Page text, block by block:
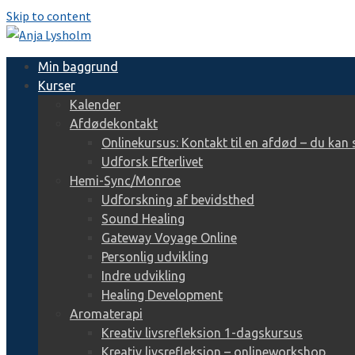
Skip to content
Min baggrund
Kurser
Kalender
Afdødekontakt
Onlinekursus: Kontakt til en afdød – du kan
Udforsk Efterlivet
Hemi-Sync/Monroe
Udforskning af bevidsthed
Sound Healing
Gateway Voyage Online
Personlig udvikling
Indre udvikling
Healing Development
Aromaterapi
Kreativ livsrefleksion 1-dagskursus
Kreativ livsrefleksion – onlineworkshop